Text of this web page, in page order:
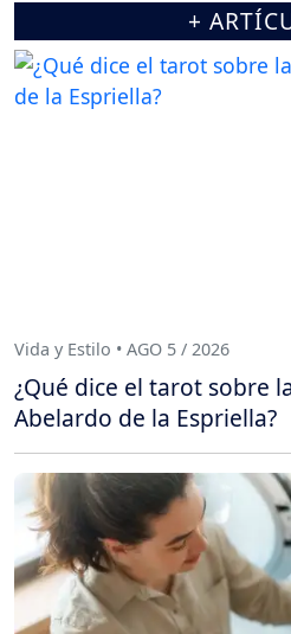
+
Vida y Estilo • AGO 5 / 2026
¿Qué dice el tarot sobre
Abelardo de la Espriella?